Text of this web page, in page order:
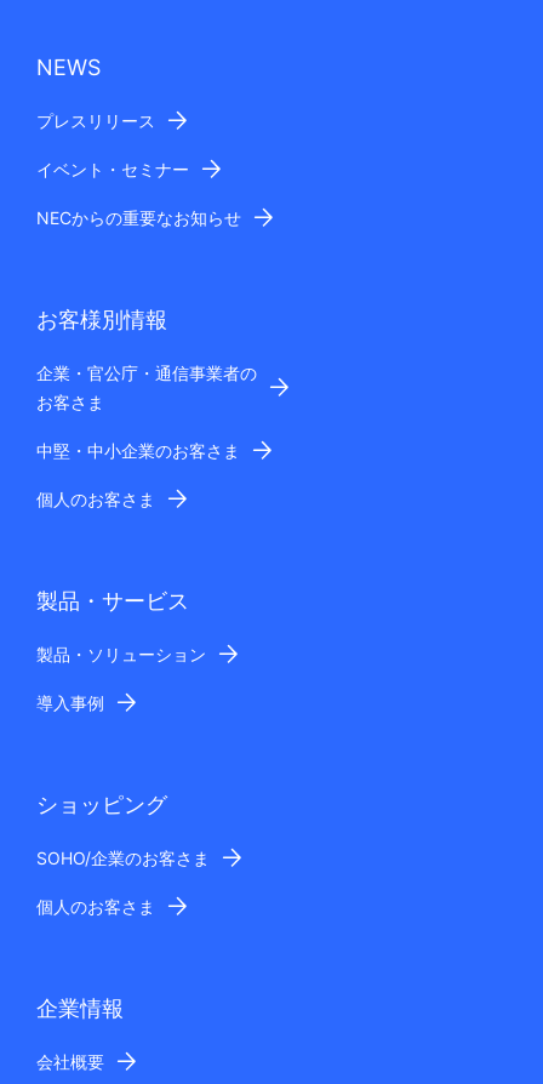
NEWS
プレスリリース
イベント・セミナー
NECからの重要なお知らせ
お客様別情報
企業・官公庁・通信事業者の
お客さま
中堅・中小企業のお客さま
個人のお客さま
製品・サービス
製品・ソリューション
導入事例
ショッピング
SOHO/企業のお客さま
個人のお客さま
企業情報
会社概要